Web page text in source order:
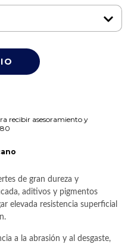
recibir asesoramiento y
de gran dureza y
aditivos y pigmentos
elevada resistencia superficial
a la abrasión y al desgaste,